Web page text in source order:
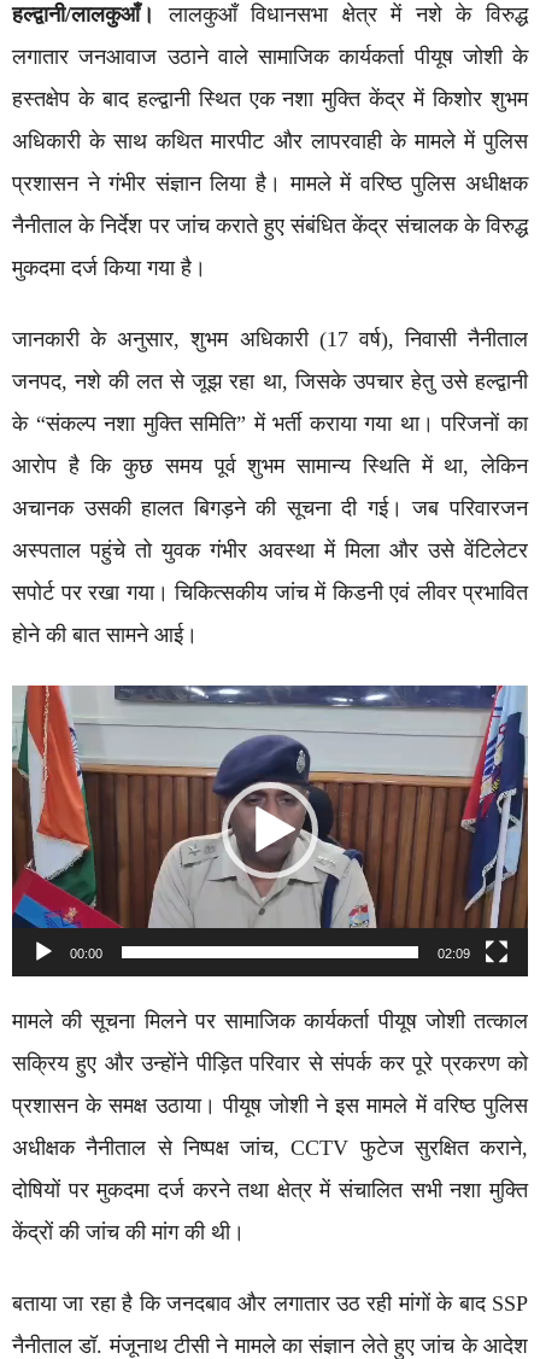
हल्द्वानी/लालकुआँ।
लालकुआँ विधानसभा क्षेत्र में नशे के विरुद्ध
लगातार जनआवाज उठाने वाले सामाजिक कार्यकर्ता पीयूष जोशी के
हस्तक्षेप के बाद हल्द्वानी स्थित एक नशा मुक्ति केंद्र में किशोर शुभम
अधिकारी के साथ कथित मारपीट और लापरवाही के मामले में पुलिस
प्रशासन ने गंभीर संज्ञान लिया है। मामले में वरिष्ठ पुलिस अधीक्षक
नैनीताल के निर्देश पर जांच कराते हुए संबंधित केंद्र संचालक के विरुद्ध
मुकदमा दर्ज किया गया है।
जानकारी के अनुसार, शुभम अधिकारी (17 वर्ष), निवासी नैनीताल
जनपद, नशे की लत से जूझ रहा था, जिसके उपचार हेतु उसे हल्द्वानी
के “संकल्प नशा मुक्ति समिति” में भर्ती कराया गया था। परिजनों का
आरोप है कि कुछ समय पूर्व शुभम सामान्य स्थिति में था, लेकिन
अचानक उसकी हालत बिगड़ने की सूचना दी गई। जब परिवारजन
अस्पताल पहुंचे तो युवक गंभीर अवस्था में मिला और उसे वेंटिलेटर
सपोर्ट पर रखा गया। चिकित्सकीय जांच में किडनी एवं लीवर प्रभावित
होने की बात सामने आई।
Video
Player
00:00 02:09
मामले की सूचना मिलने पर सामाजिक कार्यकर्ता पीयूष जोशी तत्काल
सक्रिय हुए और उन्होंने पीड़ित परिवार से संपर्क कर पूरे प्रकरण को
प्रशासन के समक्ष उठाया। पीयूष जोशी ने इस मामले में वरिष्ठ पुलिस
अधीक्षक नैनीताल से निष्पक्ष जांच, CCTV फुटेज सुरक्षित कराने,
दोषियों पर मुकदमा दर्ज करने तथा क्षेत्र में संचालित सभी नशा मुक्ति
केंद्रों की जांच की मांग की थी।
बताया जा रहा है कि जनदबाव और लगातार उठ रही मांगों के बाद SSP
नैनीताल डॉ. मंजूनाथ टीसी ने मामले का संज्ञान लेते हुए जांच के आदेश